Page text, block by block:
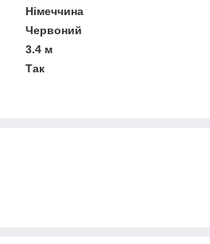
Німеччина
Червоний
3.4 м
Так